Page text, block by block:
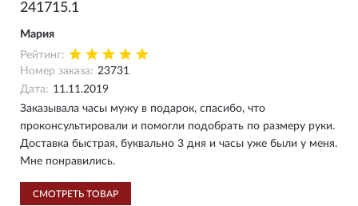
241715.1
Мария
Рейтинг:
Номер заказа: 23731
Дата: 11.11.2019
Заказывала часы мужу в подарок, спасибо, что
проконсультировали и помогли подобрать по размеру руки.
Доставка быстрая, буквально 3 дня и часы уже были у меня.
Мне понравились.
СМОТРЕТЬ ТОВАР